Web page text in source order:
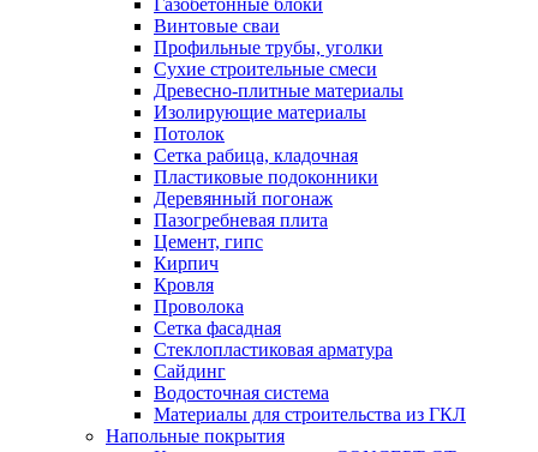
Винтовые сваи
Профильные трубы, уголки
Сухие строительные смеси
Древесно-плитные материалы
Изолирующие материалы
Потолок
Сетка рабица, кладочная
Пластиковые подоконники
Деревянный погонаж
Пазогребневая плита
Цемент, гипс
Кирпич
Кровля
Проволока
Сетка фасадная
Стеклопластиковая арматура
Сайдинг
Водосточная система
Материалы для строительства из ГКЛ
Напольные покрытия